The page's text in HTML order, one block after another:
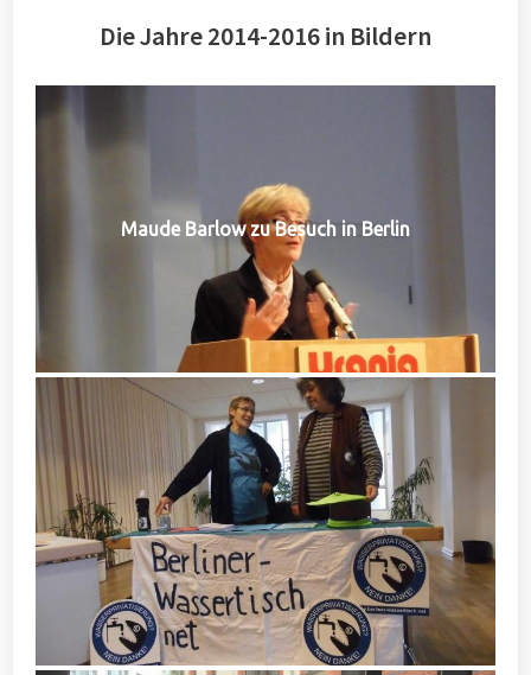
Die Jahre 2014-2016 in Bildern
Maude Barlow zu Besuch in Berlin